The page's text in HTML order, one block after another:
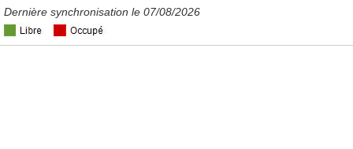
Dernière synchronisation le 07/08/2026